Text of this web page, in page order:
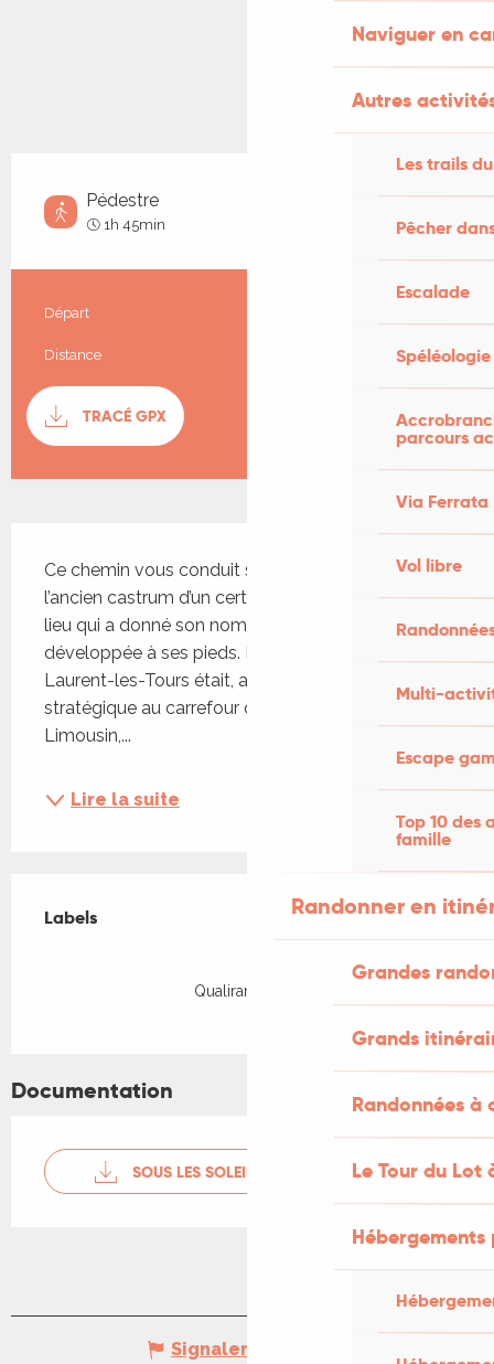
Naviguer en
Autres
Les trails
Pêcher
Escalade
Spéléologie
parcours
Via Ferrata
Vol libre
Multi-
Escape
Top 10 des
famille
Randonner en
Grandes
Grands
Randonnées
Le Tour du Lot
Pédestre
1h 45min Facile
Informations pratiques
Départ
Distance 6.3 km
Documentation
TRACÉ GPX
Ce chemin vous conduit sur les hauteurs jusqu’à
l’ancien castrum d’un certain Sérénus, seigneur du
lieu qui a donné son nom à la ville qui s’est
développée à ses pieds. Le châeau de Saint-
Laurent-les-Tours était, au Moyen Age, un point
stratégique au carrefour de trois régions : le
Limousin,...
Lire la suite
Labels
Labels
Qualirando Lot
Documentation
SOUS LES SOLEILS DE LURCAT
Signaler une erreur